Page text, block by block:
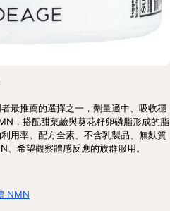
最推薦的選擇之一，劑量適中、吸收穩
，搭配甜菜鹼與葵花籽卵磷脂形成的脂
用率。配方全素、不含乳製品、無麩質
、希望觀察體感反應的族群服用。
NMN